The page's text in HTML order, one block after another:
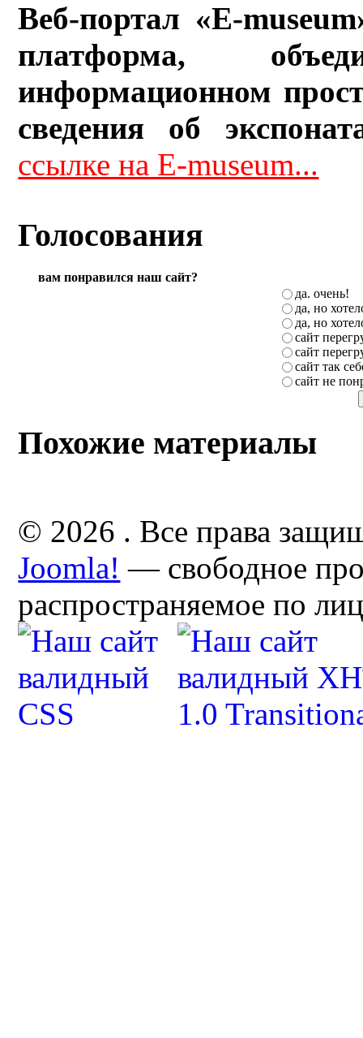
Веб-портал «E-
платформа,
информационном
сведения об
ссылке на E-museum...
Голосования
вам понравился наш сайт?
да. очень!
да, но
да, но
сайт
сайт
сайт так
сайт не
Похожие материалы
© 2026 . Все права
Joomla! — свободное
распространяемое по